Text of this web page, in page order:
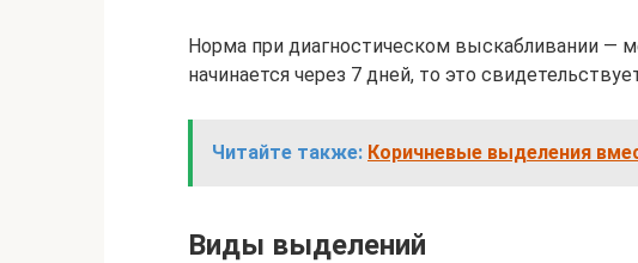
Норма при диагностическом выскабливании —
начинается через 7 дней, то это
Читайте также: Коричневые выделения
Виды выделений